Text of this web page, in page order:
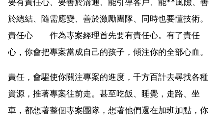
於總結、隨需應變、善於激勵團隊、同時也要懂技術。
責任心 作為專案經理首先要有責任心。有了責任
心，你會把專案當成自己的孩子，傾注你的全部心血。
責任，會驅使你關注專案的進度，千方百計去尋找各種
資源，推著專案往前走。甚至吃飯、睡覺，走路、坐
車，都想著整個專案團隊，想著他們還在加班加點，你